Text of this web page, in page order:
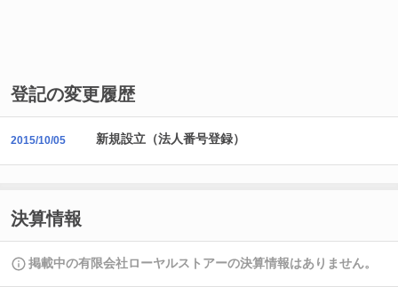
登記の変更履歴
2015/10/05 新規設立（法人番号登録）
決算情報
掲載中の有限会社ローヤルストアーの決算情報はありません。